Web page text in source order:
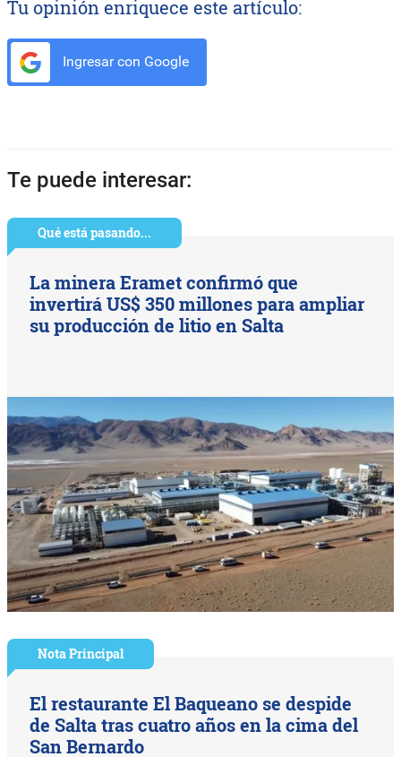
Tu opinión enriquece este artículo:
Ingresar con Google
Te puede interesar:
Qué está pasando...
La minera Eramet confirmó que
invertirá US$ 350 millones para ampliar
su producción de litio en Salta
Nota Principal
El restaurante El Baqueano se despide
de Salta tras cuatro años en la cima del
San Bernardo